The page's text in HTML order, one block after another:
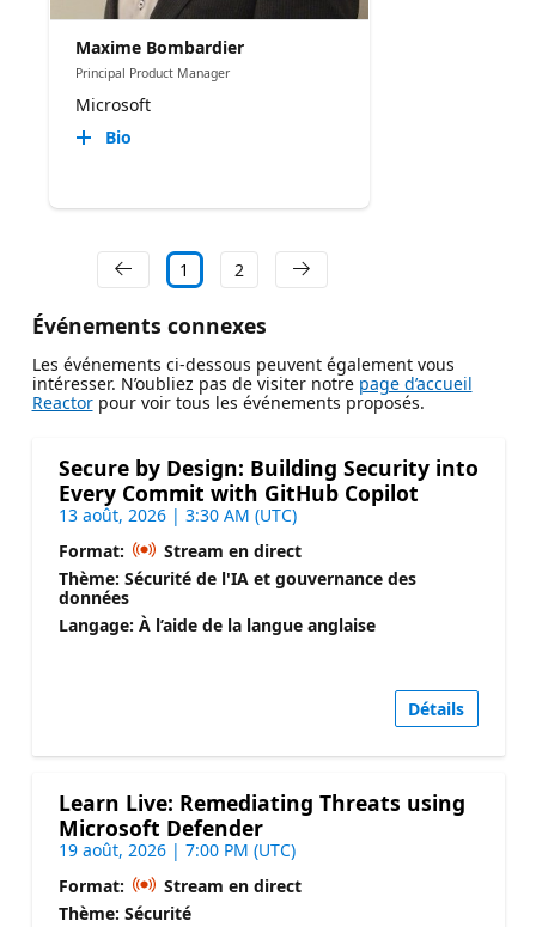
Maxime Bombardier
Principal Product Manager
Microsoft
Bio
1 2
Événements connexes
Les événements ci-dessous peuvent également vous
intéresser. N’oubliez pas de visiter notre page d’accueil
Reactorpour voir tous les événements proposés.
Secure by Design: Building Security into
Every Commit with GitHub Copilot
13 août, 2026 | 3:30 AM (UTC)
Format:
Stream en direct
Thème: Sécurité de l'IA et gouvernance des
données
Langage: À l’aide de la langue anglaise
Détails
Learn Live: Remediating Threats using
Microsoft Defender
19 août, 2026 | 7:00 PM (UTC)
Format:
Stream en direct
Thème: Sécurité